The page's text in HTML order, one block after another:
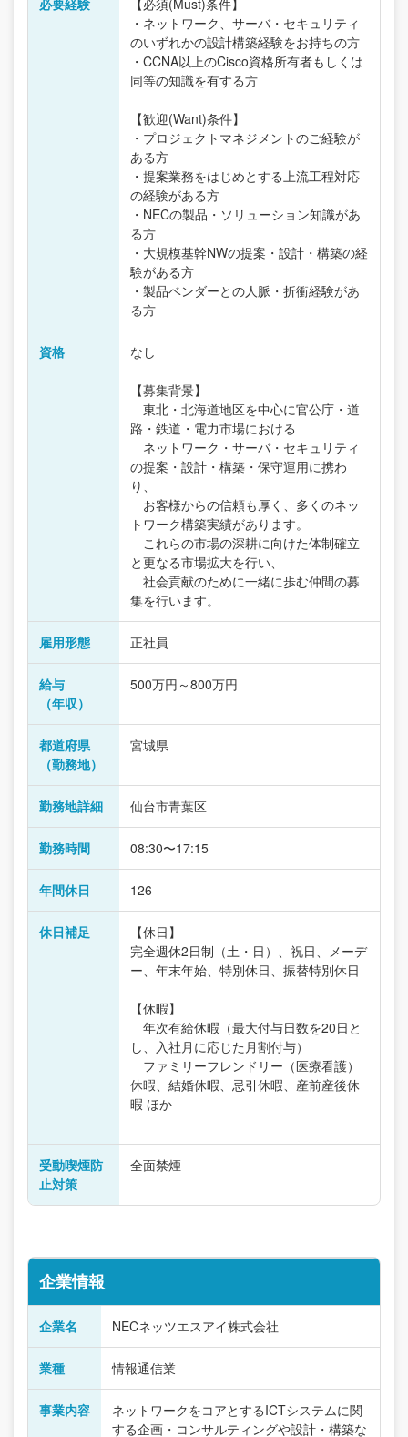
必要経験
【必須(Must)条件】
・ネットワーク、サーバ・セキュリティ
のいずれかの設計構築経験をお持ちの方
・CCNA以上のCisco資格所有者もしくは
同等の知識を有する方
【歓迎(Want)条件】
・プロジェクトマネジメントのご経験が
ある方
・提案業務をはじめとする上流工程対応
の経験がある方
・NECの製品・ソリューション知識があ
る方
・大規模基幹NWの提案・設計・構築の経
験がある方
・製品ベンダーとの人脈・折衝経験があ
る方
資格 なし
【募集背景】
東北・北海道地区を中心に官公庁・道
路・鉄道・電力市場における
ネットワーク・サーバ・セキュリティ
の提案・設計・構築・保守運用に携わ
り、
お客様からの信頼も厚く、多くのネッ
トワーク構築実績があります。
これらの市場の深耕に向けた体制確立
と更なる市場拡大を行い、
社会貢献のために一緒に歩む仲間の募
集を行います。
雇用形態 正社員
給与
（年収）
500万円～800万円
都道府県
（勤務地）
宮城県
勤務地詳細 仙台市青葉区
勤務時間 08:30〜17:15
年間休日 126
休日補足
【休日】
完全週休2日制（土・日）、祝日、メーデ
ー、年末年始、特別休日、振替特別休日
【休暇】
年次有給休暇（最大付与日数を20日と
し、入社月に応じた月割付与）
ファミリーフレンドリー（医療看護）
休暇、結婚休暇、忌引休暇、産前産後休
暇 ほか
受動喫煙防
止対策
全面禁煙
企業情報
企業名 NECネッツエスアイ株式会社
業種 情報通信業
事業内容
ネットワークをコアとするICTシステムに関
する企画・コンサルティングや設計・構築な